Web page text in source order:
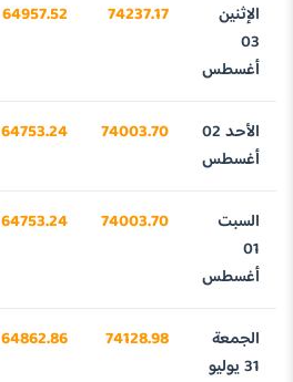
الإثنين
03
أغسطس
74237.17
64957.52
الأحد 02
أغسطس
74003.70
64753.24
السبت
01
أغسطس
74003.70
64753.24
الجمعة
31 يوليو
74128.98
64862.86